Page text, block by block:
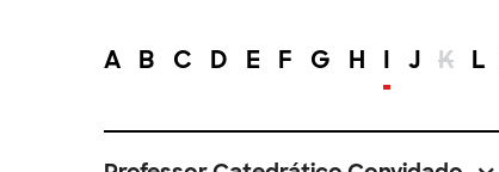
A B C D E F G H I J K L